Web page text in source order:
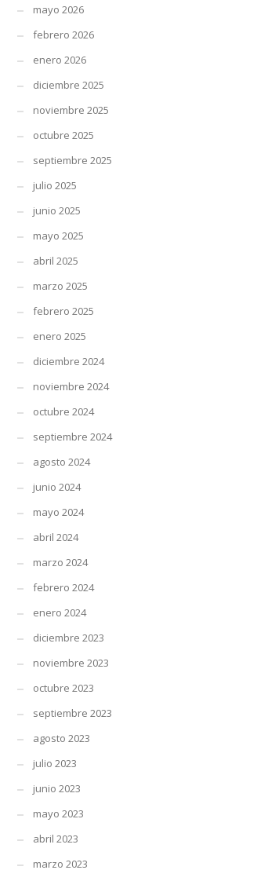
mayo 2026
febrero 2026
enero 2026
diciembre 2025
noviembre 2025
octubre 2025
septiembre 2025
julio 2025
junio 2025
mayo 2025
abril 2025
marzo 2025
febrero 2025
enero 2025
diciembre 2024
noviembre 2024
octubre 2024
septiembre 2024
agosto 2024
junio 2024
mayo 2024
abril 2024
marzo 2024
febrero 2024
enero 2024
diciembre 2023
noviembre 2023
octubre 2023
septiembre 2023
agosto 2023
julio 2023
junio 2023
mayo 2023
abril 2023
marzo 2023